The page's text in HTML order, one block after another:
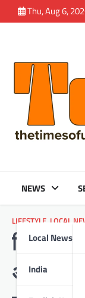
to
Thu, Aug 6,
NEWS
Local News
India
LIFESTYLE LOCAL
विश्व
अधिक